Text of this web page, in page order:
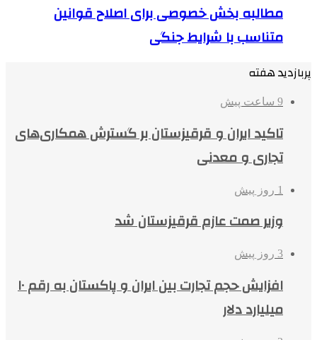
مطالبه بخش خصوصی برای اصلاح قوانین
متناسب با شرایط جنگی
پربازدید هفته
9 ساعت پیش
تاکید ایران و قرقیزستان بر گسترش همکاری‌های
تجاری و معدنی
1 روز پیش
وزیر صمت عازم قرقیزستان شد
3 روز پیش
افزایش حجم تجارت بین ایران و پاکستان به رقم ۱۰
میلیارد دلار